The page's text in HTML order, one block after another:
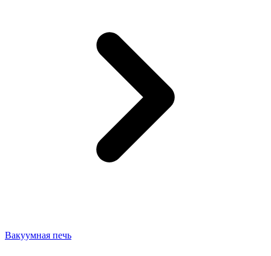
Вакуумная печь